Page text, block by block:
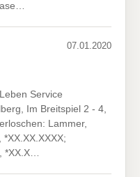
07.01.2020
Service
Im Breitspiel 2 - 4,
Lammer,
*XX.X…